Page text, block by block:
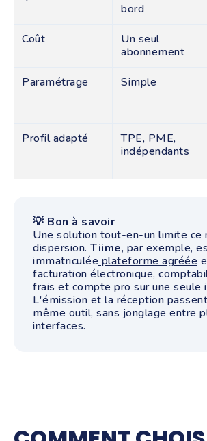
bord
Coût
Un seul
abonnement
Paramétrage
Simple
Profil adapté
TPE, PME,
indépendants
💡 Bon à savoir
Une solution tout-en-un limite ce
dispersion. Tiime, par exemple,
immatriculée plateforme agréée
facturation électronique,
frais et compte pro sur une seule
L'émission et la réception
même outil, sans jonglage entre
interfaces.